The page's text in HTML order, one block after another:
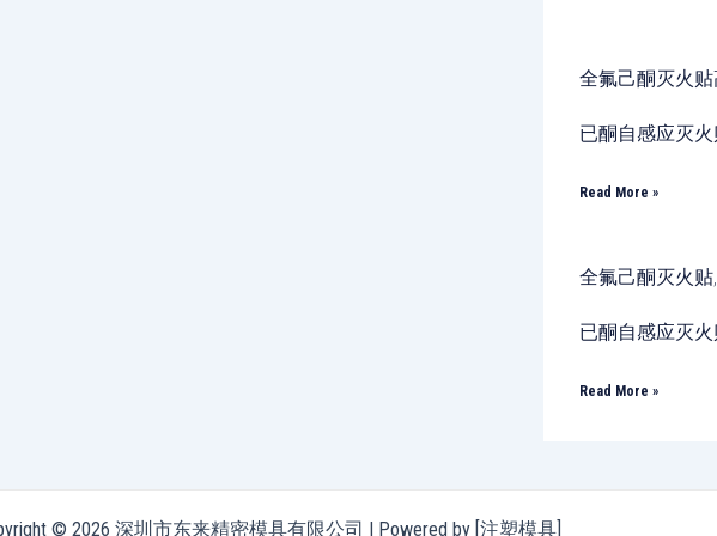
全氟己酮灭火
已酮自感应灭
Read More »
全氟己酮灭火
已酮自感应灭
Read More »
© 2026 深圳市东来精密模具有限公司 | Powered by [注塑模具]